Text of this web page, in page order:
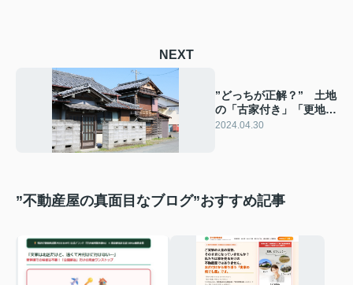
NEXT
”どっちが正解？” 土地
の「古家付き」「更地」
の選択とは
2024.04.30
”不動産屋の真面目なブログ”おすすめ記事